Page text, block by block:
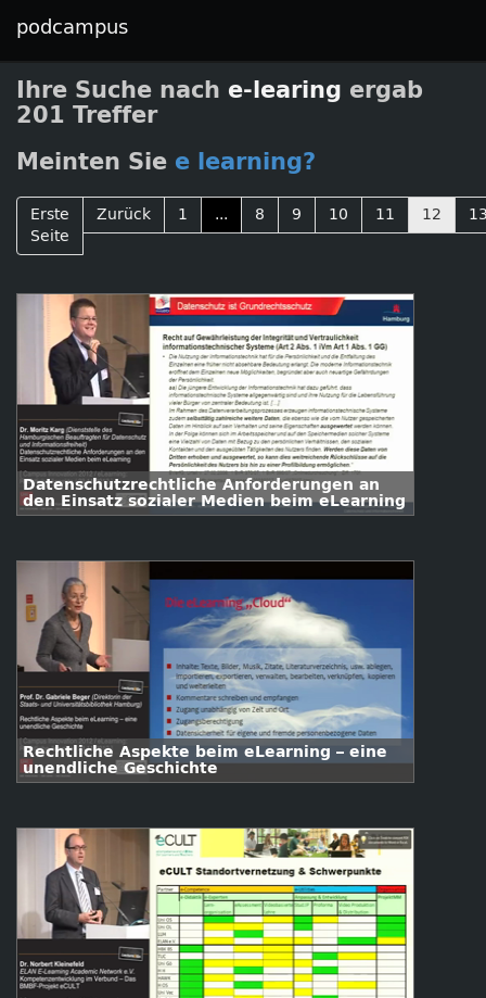
podcampus
Ihre Suche nach e-learing ergab
201 Treffer
Meinten Sie e learning?
Erste
Seite
Zurück 1 ... 8 9 10 11 12
Datenschutzrechtliche Anforderungen an
den Einsatz sozialer Medien beim eLearning
Rechtliche Aspekte beim eLearning – eine
unendliche Geschichte